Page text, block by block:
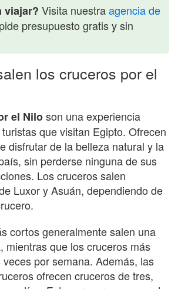
viajar? Visita nuestraagencia de
presupuesto gratis y sin
los cruceros por el
el Niloson una experiencia
que visitan Egipto. Ofrecen
disfrutar de la belleza natural y la
sin perderse ninguna de sus
Los cruceros salen
Luxor y Asuán, dependiendo de
cortos generalmente salen una
mientras que los cruceros más
por semana. Además, las
ofrecen cruceros de tres,